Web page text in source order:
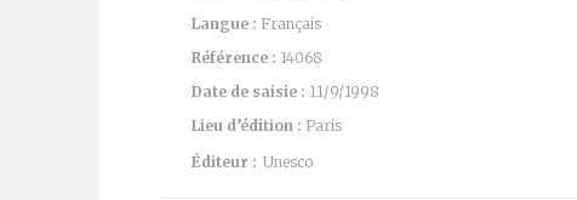
Langue : Français
Référence : 14068
Date de saisie : 11/9/1998
Lieu d’édition : Paris
Éditeur : Unesco